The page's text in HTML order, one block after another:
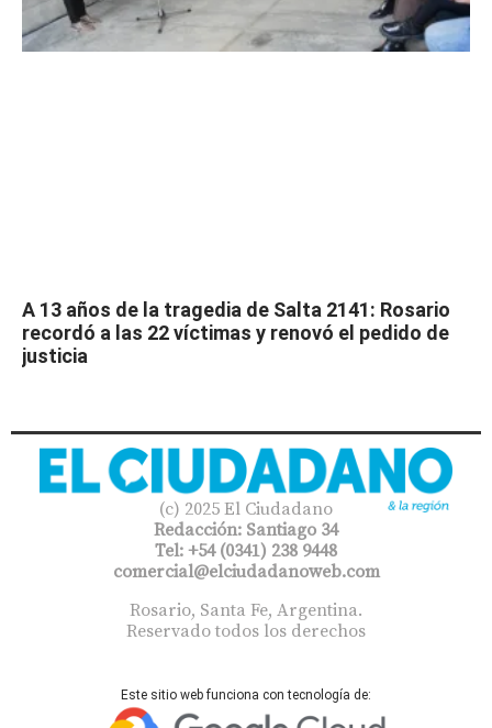
A 13 años de la tragedia de Salta 2141: Rosario
recordó a las 22 víctimas y renovó el pedido de
justicia
(c) 2025 El Ciudadano
Redacción: Santiago 34
Tel: +54 (0341) 238 9448
comercial@elciudadanoweb.com​
Rosario, Santa Fe, Argentina.
Reservado todos los derechos
Este sitio web funciona con tecnología de: